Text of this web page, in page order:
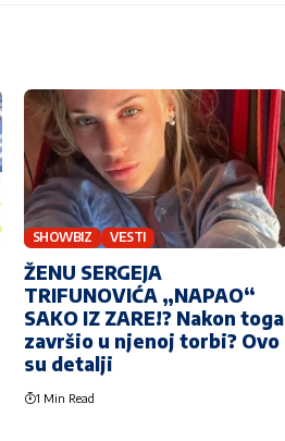
SHOWBIZ VESTI
ŽENU SERGEJA
TRIFUNOVIĆA „NAPAO“
SAKO IZ ZARE!? Nakon toga
završio u njenoj torbi? Ovo
su detalji
1 Min Read